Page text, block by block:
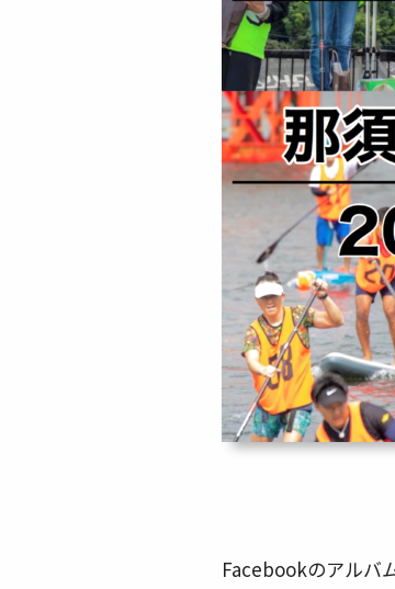
Facebookのアルバ